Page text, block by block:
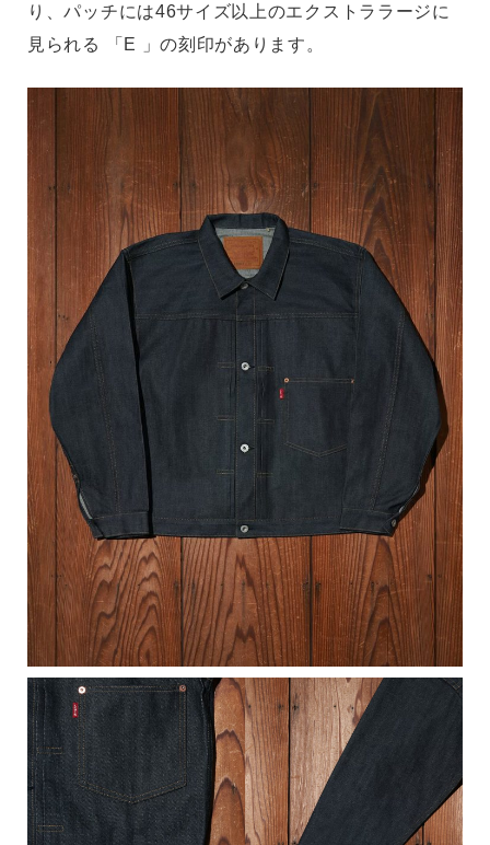
り、パッチには46サイズ以上のエクストララージに
見られる 「E 」の刻印があります。
キーワード
MENS LADIES KIDS
カテゴリ
サイズ